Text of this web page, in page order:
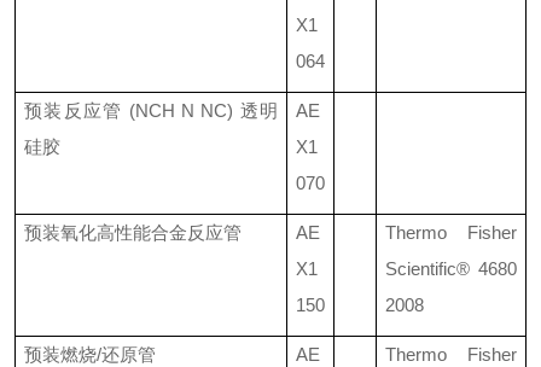
X1
064
预装反应管 (NCH N NC) 透明
硅胶
AE
X1
070
预装氧化高性能合金反应管
AE
X1
150
Thermo Fisher
Scientific® 4680
2008
预装燃烧/还原管
AE
Thermo Fisher